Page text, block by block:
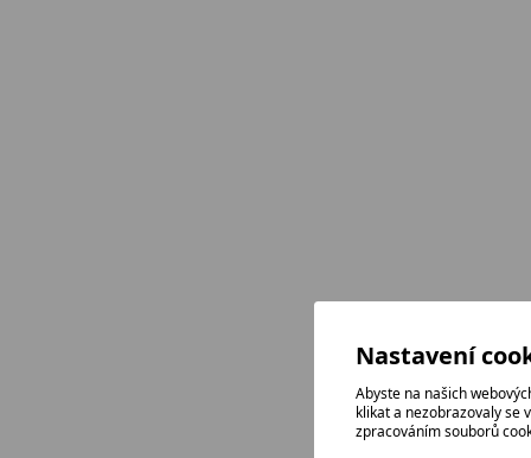
Nastavení
Abyste na našich
klikat a nezobrazovaly se
zpracováním souborů